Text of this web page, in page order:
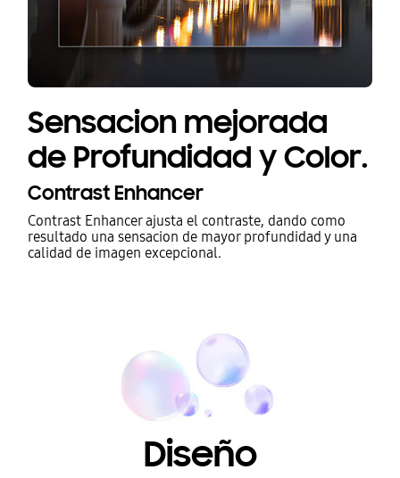
Sensacion mejorada
de Profundidad y Color.
Contrast Enhancer
Contrast Enhancer ajusta el contraste, dando como
resultado una sensacion de mayor profundidad y una
calidad de imagen excepcional.
Diseño